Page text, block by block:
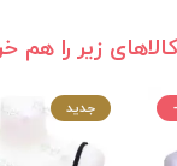
زیر را هم
جدید